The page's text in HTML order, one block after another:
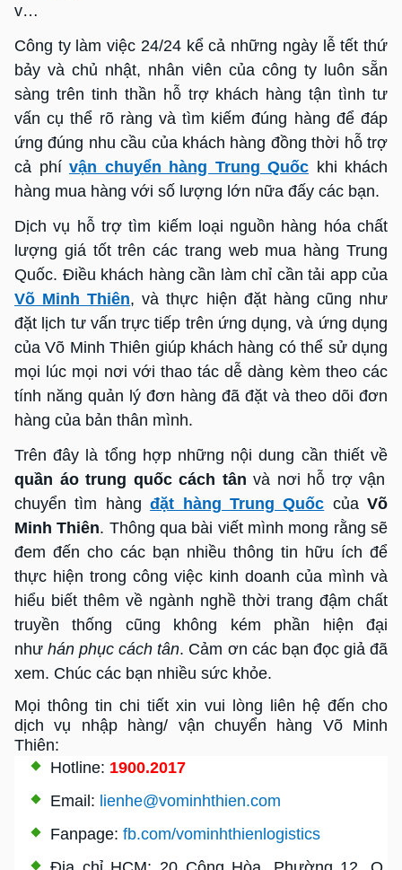
v…
Công ty làm việc 24/24 kể cả những ngày lễ tết thứ
bảy và chủ nhật, nhân viên của công ty luôn sẵn
sàng trên tinh thần hỗ trợ khách hàng tận tình tư
vấn cụ thể rõ ràng và tìm kiếm đúng hàng để đáp
ứng đúng nhu cầu của khách hàng đồng thời hỗ trợ
cả phí vận chuyển hàng Trung Quốc khi khách
hàng mua hàng với số lượng lớn nữa đấy các bạn.
Dịch vụ hỗ trợ tìm kiếm loại nguồn hàng hóa chất
lượng giá tốt trên các trang web mua hàng Trung
Quốc. Điều khách hàng cần làm chỉ cần tải app của
Võ Minh Thiên, và thực hiện đặt hàng cũng như
đặt lịch tư vấn trực tiếp trên ứng dụng, và ứng dụng
của Võ Minh Thiên giúp khách hàng có thể sử dụng
mọi lúc mọi nơi với thao tác dễ dàng kèm theo các
tính năng quản lý đơn hàng đã đặt và theo dõi đơn
hàng của bản thân mình.
Trên đây là tổng hợp những nội dung cần thiết về
quần áo trung quốc cách tân và nơi hỗ trợ vận
chuyển tìm hàngđặt hàng Trung Quốc của Võ
Minh Thiên. Thông qua bài viết mình mong rằng sẽ
đem đến cho các bạn nhiều thông tin hữu ích để
thực hiện trong công việc kinh doanh của mình và
hiểu biết thêm về ngành nghề thời trang đậm chất
truyền thống cũng không kém phần hiện đại
nhưhán phục cách tân. Cảm ơn các bạn đọc giả đã
xem. Chúc các bạn nhiều sức khỏe.
Mọi thông tin chi tiết xin vui lòng liên hệ đến cho
dịch vụ nhập hàng/ vận chuyển hàng Võ Minh
Thiên:
Hotline: 1900.2017
Email: lienhe@vominhthien.com
Fanpage: fb.com/vominhthienlogistics